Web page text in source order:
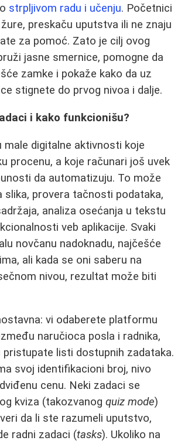
strpljivom radu i učenju. Početnici
preskaču uputstva ili ne znaju
za pomoć. Zato je cilj ovog
jasne smernice, pomogne da
zamke i pokaže kako da uz
stignete do prvog nivoa i dalje.
i kako funkcionišu?
male digitalne aktivnosti koje
procenu, a koje računari još uvek
da automatizuju. To može
slika, provera tačnosti podataka,
analiza osećanja u tekstu
veb aplikacije. Svaki
novčanu nadoknadu, najčešće
ali kada se oni saberu na
nivou, rezultat može biti
vi odaberete platformu
naručioca posla i radnika,
listi dostupnih zadataka.
svoj identifikacioni broj, nivo
cenu. Neki zadaci se
kviza (takozvanog quiz mode)
da li ste razumeli uputstvo,
radni zadaci (tasks). Ukoliko na